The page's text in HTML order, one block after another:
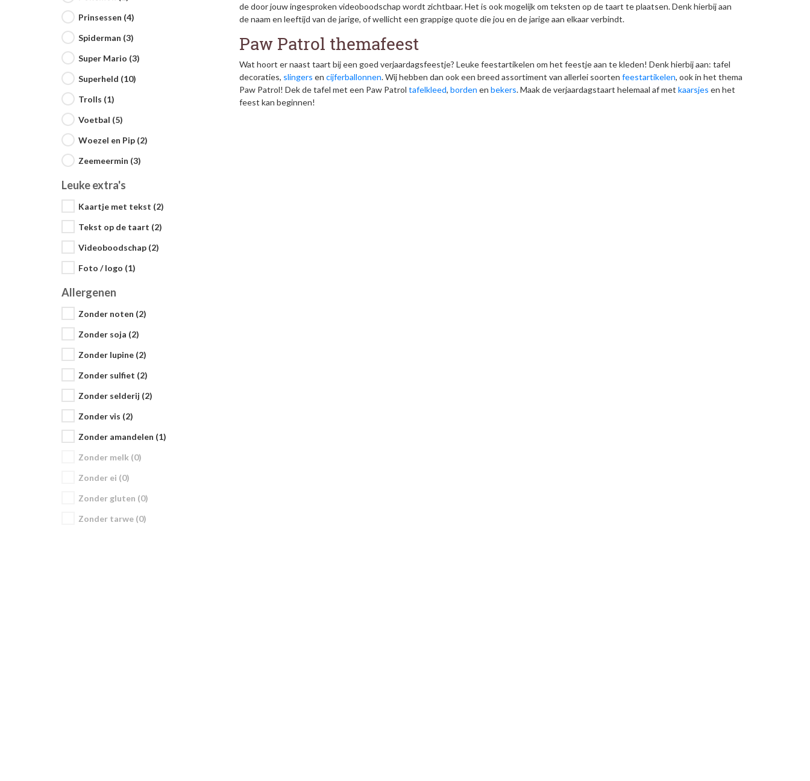
Prinsessen (4)
Spiderman (3)
Super Mario (3)
Superheld (10)
Trolls (1)
Voetbal (5)
Woezel en Pip (2)
Zeemeermin (3)
Leuke extra's
Kaartje met tekst (2)
Tekst op de taart (2)
Videoboodschap (2)
Foto / logo (1)
Allergenen
Zonder noten (2)
Zonder soja (2)
Zonder lupine (2)
Zonder sulfiet (2)
Zonder selderij (2)
Zonder vis (2)
Zonder amandelen (1)
Zonder melk (0)
Zonder ei (0)
Zonder gluten (0)
Zonder tarwe (0)
de door jouw ingesproken videoboodschap wordt zichtbaar. Het is ook mogelijk om teksten op de taart te plaatsen. Denk hierbij aan
de naam en leeftijd van de jarige, of wellicht een grappige quote die jou en de jarige aan elkaar verbindt.
Paw Patrol themafeest
Wat hoort er naast taart bij een goed verjaardagsfeestje? Leuke feestartikelen om het feestje aan te kleden! Denk hierbij aan: tafel
decoraties, slingers en cijferballonnen. Wij hebben dan ook een breed assortiment van allerlei soorten feestartikelen, ook in het thema
Paw Patrol! Dek de tafel met een Paw Patrol tafelkleed, borden en bekers. Maak de verjaardagstaart helemaal af met kaarsjes en het
feest kan beginnen!